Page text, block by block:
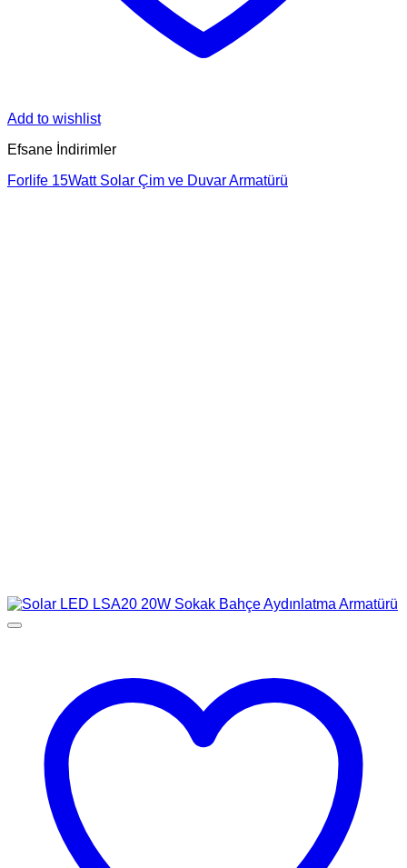
Add to wishlist
Efsane İndirimler
Forlife 15Watt Solar Çim ve Duvar Armatürü